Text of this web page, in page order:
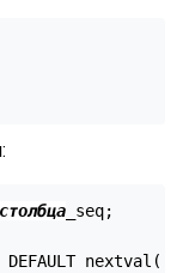
_seq;
nextval('